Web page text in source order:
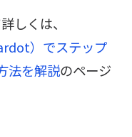
しくは、
）でステップ
法を解説のページ